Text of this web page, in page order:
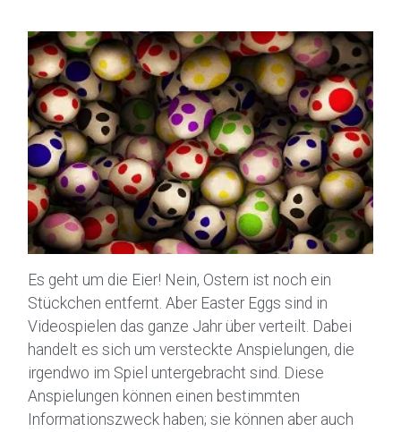
Es geht um die Eier! Nein, Ostern ist noch ein
Stückchen entfernt. Aber Easter Eggs sind in
Videospielen das ganze Jahr über verteilt. Dabei
handelt es sich um versteckte Anspielungen, die
irgendwo im Spiel untergebracht sind. Diese
Anspielungen können einen bestimmten
Informationszweck haben; sie können aber auch